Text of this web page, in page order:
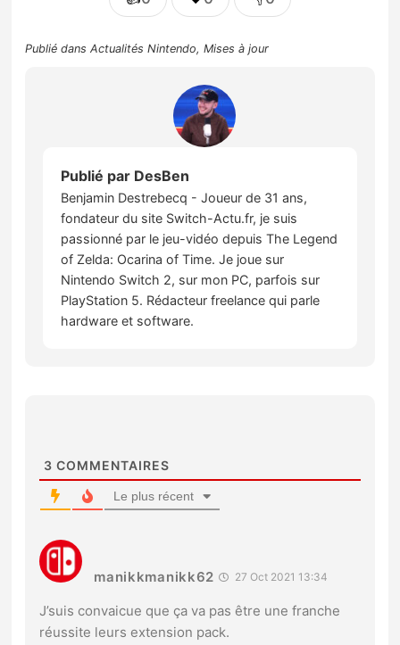
Publié dansActualités Nintendo,Mises à jour
Publié par DesBen
Benjamin Destrebecq - Joueur de 31 ans,
fondateur du site Switch-Actu.fr, je suis
passionné par le jeu-vidéo depuis The Legend
of Zelda: Ocarina of Time. Je joue sur
Nintendo Switch 2, sur mon PC, parfois sur
PlayStation 5. Rédacteur freelance qui parle
hardware et software.
3 COMMENTAIRES
Le plus récent
manikkmanikk62 27 Oct 2021 13:34
J’suis convaicue que ça va pas être une franche
réussite leurs extension pack.